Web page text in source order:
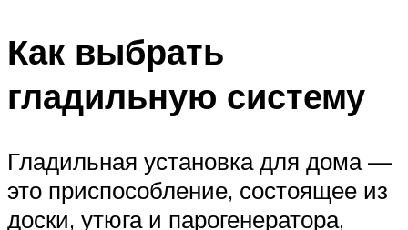
Как выбрать
гладильную систему
Гладильная установка для дома —
это приспособление, состоящее из
доски, утюга и парогенератора,